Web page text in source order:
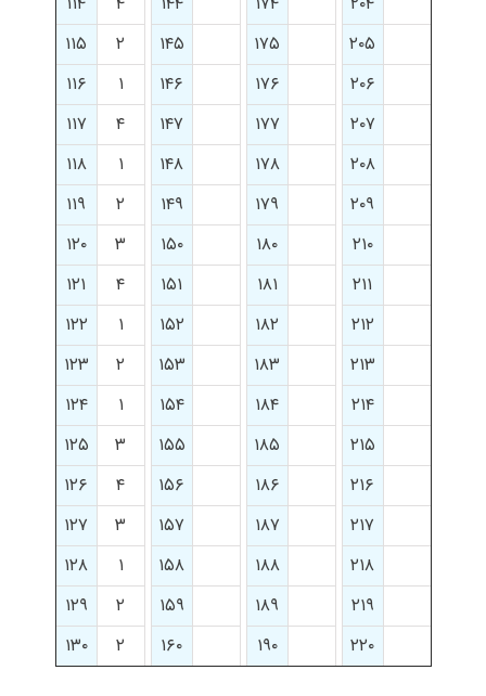
۲۰۵
۱۷۵ ۱۴۵ ۲
۱۱۵
۲۰۶
۱۷۶ ۱۴۶ ۱
۱۱۶
۲۰۷
۱۷۷ ۱۴۷ ۴
۱۱۷
۲۰۸
۱۷۸ ۱۴۸ ۱
۱۱۸
۲۰۹
۱۷۹ ۱۴۹ ۲
۱۱۹
۲۱۰
۱۸۰ ۱۵۰ ۳
۱۲۰
۲۱۱
۱۸۱ ۱۵۱ ۴
۱۲۱
۲۱۲
۱۸۲ ۱۵۲ ۱
۱۲۲
۲۱۳
۱۸۳ ۱۵۳ ۲
۱۲۳
۲۱۴
۱۸۴ ۱۵۴ ۱
۱۲۴
۲۱۵
۱۸۵ ۱۵۵ ۳
۱۲۵
۲۱۶
۱۸۶ ۱۵۶ ۴
۱۲۶
۲۱۷
۱۸۷ ۱۵۷ ۳
۱۲۷
۲۱۸
۱۸۸ ۱۵۸ ۱
۱۲۸
۲۱۹
۱۸۹ ۱۵۹ ۲
۱۲۹
۲۲۰
۱۹۰ ۱۶۰ ۲ ۱۳۰